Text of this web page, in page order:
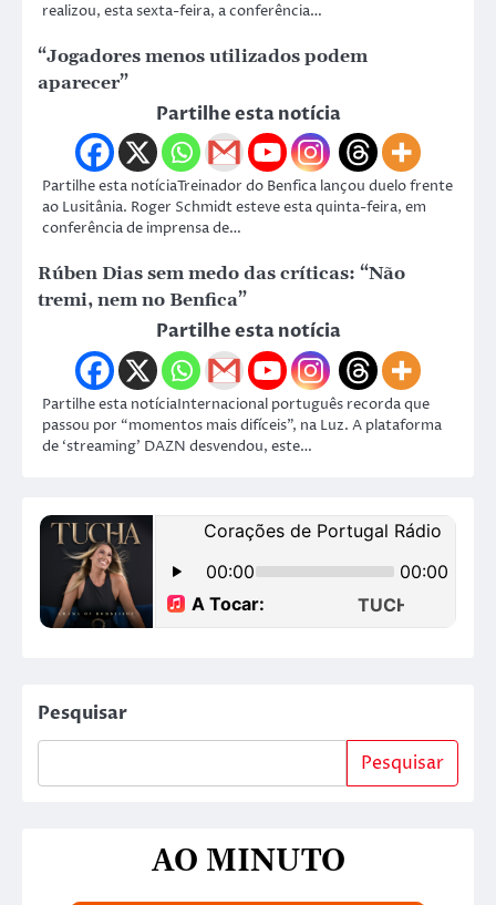
realizou, esta sexta-feira, a conferência…
“Jogadores menos utilizados podem
aparecer”
Partilhe esta notícia
Partilhe esta notíciaTreinador do Benfica lançou duelo frente
ao Lusitânia. Roger Schmidt esteve esta quinta-feira, em
conferência de imprensa de…
Rúben Dias sem medo das críticas: “Não
tremi, nem no Benfica”
Partilhe esta notícia
Partilhe esta notíciaInternacional português recorda que
passou por “momentos mais difíceis”, na Luz. A plataforma
de ‘streaming’ DAZN desvendou, este…
Pesquisar
Pesquisar
AO MINUTO